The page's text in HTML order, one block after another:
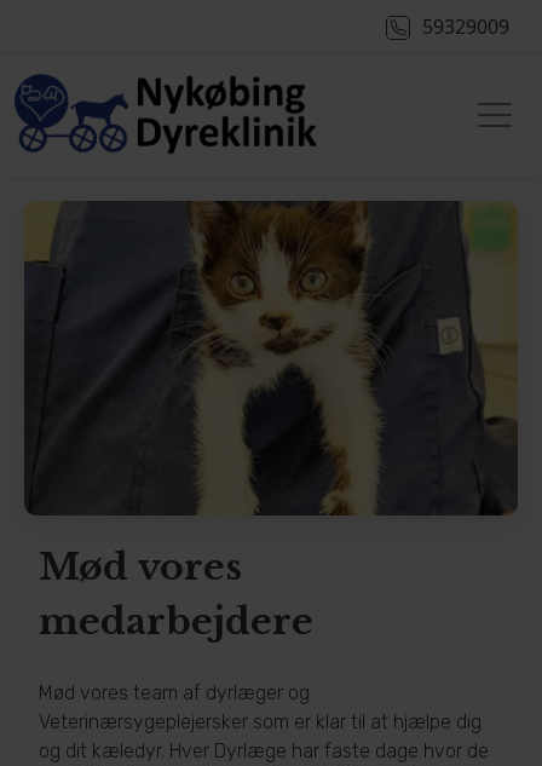
59329009
Mød vores
medarbejdere
Mød vores team af dyrlæger og
Veterinærsygeplejersker som er klar til at hjælpe dig
og dit kæledyr. Hver Dyrlæge har faste dage hvor de